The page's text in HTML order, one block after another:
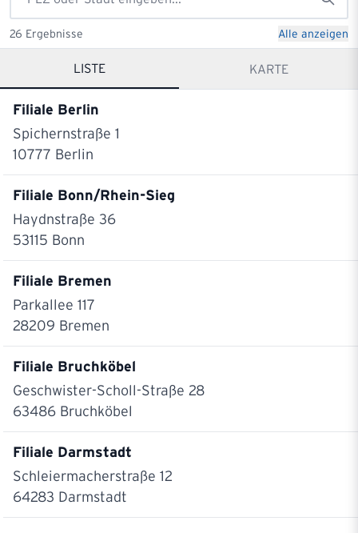
26 Ergebnisse Alle anzeigen
LISTE KARTE
Filiale Berlin
Spichernstraße 1
10777 Berlin
Filiale Bonn/Rhein-Sieg
Haydnstraße 36
53115 Bonn
Filiale Bremen
Parkallee 117
28209 Bremen
Filiale Bruchköbel
Geschwister-Scholl-Straße 28
63486 Bruchköbel
Filiale Darmstadt
Schleiermacherstraße 12
64283 Darmstadt